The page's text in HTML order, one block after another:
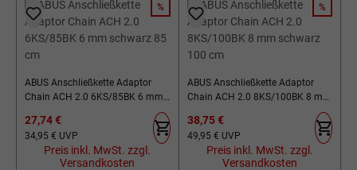
RABATT
%
ABUS Anschließkette Adaptor
Chain ACH 2.0 6KS/85BK 6 mm
Verkaufspreis:
27,74 €
Regulärer Preis:
34,95 € UVP
Preis inkl. MwSt. zzgl.
Versandkosten
RABATT
%
ABUS Anschließkette Adaptor
Chain ACH 2.0 8KS/100BK 8 mm
Verkaufspreis:
38,75 €
Regulärer Preis:
49,95 € UVP
Preis inkl. MwSt. zzgl.
Versandkosten